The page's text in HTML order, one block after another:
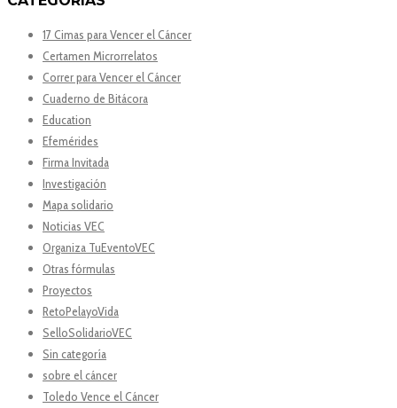
17 Cimas para Vencer el Cáncer
Certamen Microrrelatos
Correr para Vencer el Cáncer
Cuaderno de Bitácora
Education
Efemérides
Firma Invitada
Investigación
Mapa solidario
Noticias VEC
Organiza TuEventoVEC
Otras fórmulas
Proyectos
RetoPelayoVida
SelloSolidarioVEC
Sin categoría
sobre el cáncer
Toledo Vence el Cáncer